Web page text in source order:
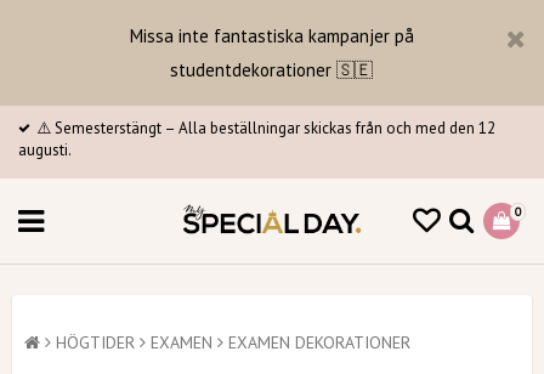
Missa inte fantastiska kampanjer på
studentdekorationer 🇸🇪
⚠️ Semesterstängt – Alla beställningar skickas från och med den 12
augusti.
0
HÖGTIDER EXAMEN EXAMEN DEKORATIONER